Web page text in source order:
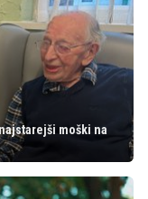
moški na